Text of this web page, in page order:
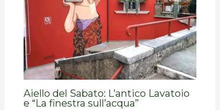
Aiello del Sabato: L’antico Lavatoio
e “La finestra sull’acqua”